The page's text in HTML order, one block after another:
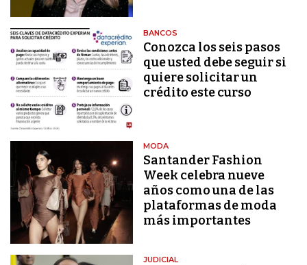
BANCOS
Conozca los seis pasos
que usted debe seguir si
quiere solicitar un
crédito este curso
MODA
Santander Fashion
Week celebra nueve
años como una de las
plataformas de moda
más importantes
JUDICIAL